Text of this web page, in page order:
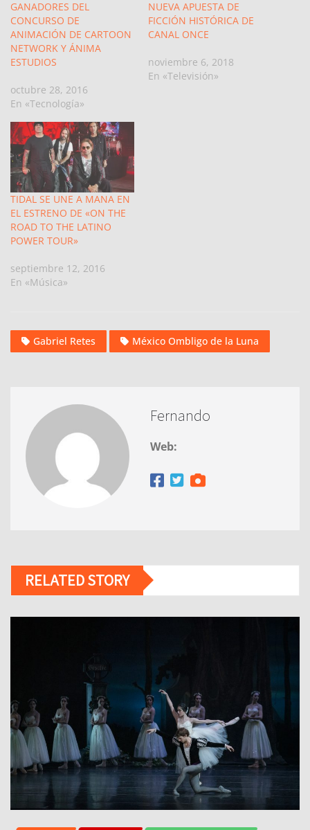
GANADORES DEL
CONCURSO DE
ANIMACIÓN DE CARTOON
NETWORK Y ÁNIMA
ESTUDIOS
octubre 28, 2016
En «Tecnología»
NUEVA APUESTA DE
FICCIÓN HISTÓRICA DE
CANAL ONCE
noviembre 6, 2018
En «Televisión»
TIDAL SE UNE A MANA EN
EL ESTRENO DE «ON THE
ROAD TO THE LATINO
POWER TOUR»
septiembre 12, 2016
En «Música»
Gabriel Retes México Ombligo de la Luna
Fernando
Web:
RELATED STORY